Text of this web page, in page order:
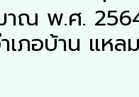
าณ พ.ศ.
เภอบ้าน แห